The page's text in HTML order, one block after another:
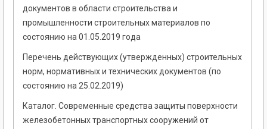
документов в области строительства и
промышленности строительных материалов по
состоянию на 01.05.2019 года
Перечень действующих (утвержденных) строительных
норм, нормативных и технических документов (по
состоянию на 25.02.2019)
Каталог. Современные средства защиты поверхности
железобетонных транспортных сооружений от